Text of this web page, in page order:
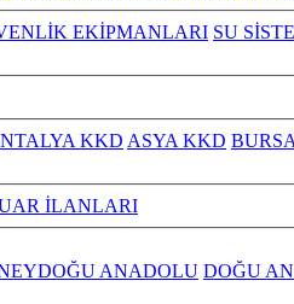
EKİPMANLARI SU
KKD ASYA KKD
İLANLARI
ANADOLU DOĞU